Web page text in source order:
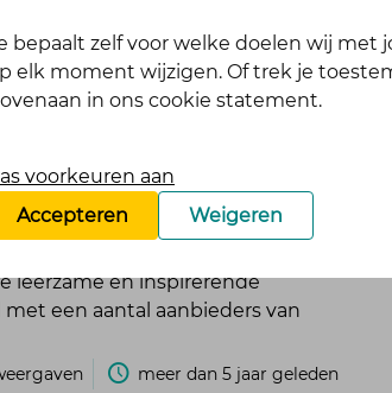
een discussie Help elkaar
van 'vitale'
voorbeelden
leerzame en inspirerende
een aantal aanbieders van
meer dan 5 jaar geleden
bepaalt zelf voor welke doelen wij
elk moment wijzigen. Of trek je
in ons cookie statement.
voorkeuren aan
Accepteren
Weigeren